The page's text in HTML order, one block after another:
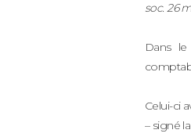
soc. 26
Dans
Celui-ci
– signé